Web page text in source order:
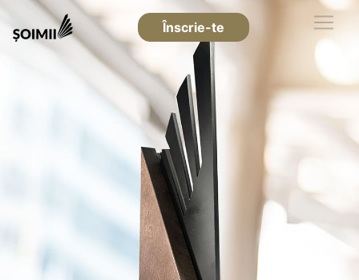
Înscrie-te